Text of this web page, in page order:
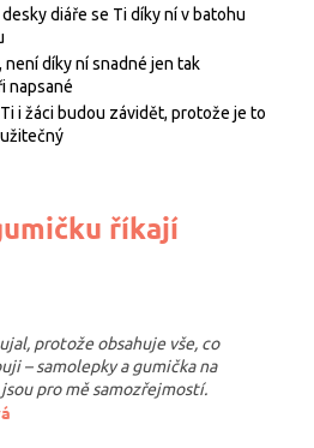
diáře se Ti díky ní v batohu
není díky ní snadné jen tak
napsané
i žáci budou závidět, protože je to
říkají
protože obsahuje vše, co
– samolepky a gumička na
pro mě samozřejmostí.